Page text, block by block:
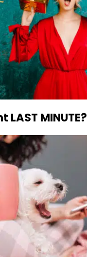
MINUTE?